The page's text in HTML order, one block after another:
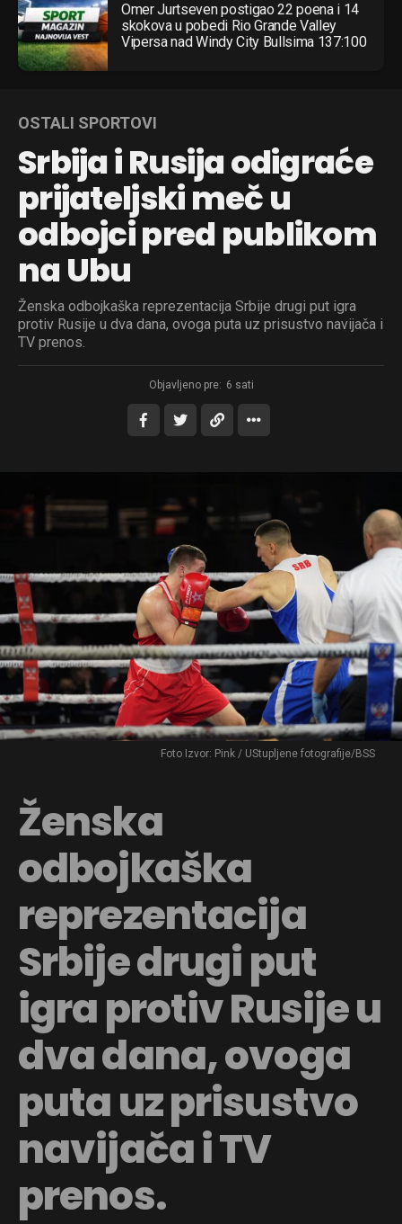
Omer Jurtseven postigao 22 poena i 14
skokova u pobedi Rio Grande Valley
Vipersa nad Windy City Bullsima 137:100
OSTALI SPORTOVI
Srbija i Rusija odigraće
prijateljski meč u
odbojci pred publikom
na Ubu
Ženska odbojkaška reprezentacija Srbije drugi put igra
protiv Rusije u dva dana, ovoga puta uz prisustvo navijača i
TV prenos.
Objavljeno pre: 6 sati
Foto Izvor: Pink / UStupljene fotografije/BSS
Ženska
odbojkaška
reprezentacija
Srbije drugi put
igra protiv Rusije u
dva dana, ovoga
puta uz prisustvo
navijača i TV
prenos.